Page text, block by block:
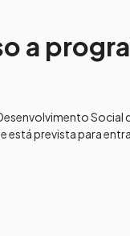
a
Social
prevista para